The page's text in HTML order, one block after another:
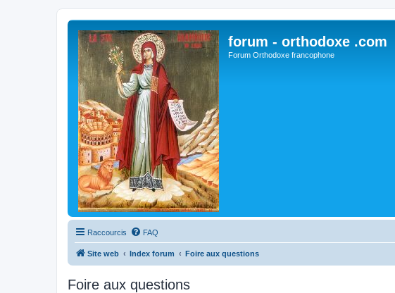
forum - orthodoxe .com
Forum Orthodoxe francophone
Raccourcis FAQ
Site web Index forum Foire aux questions
Foire aux questions